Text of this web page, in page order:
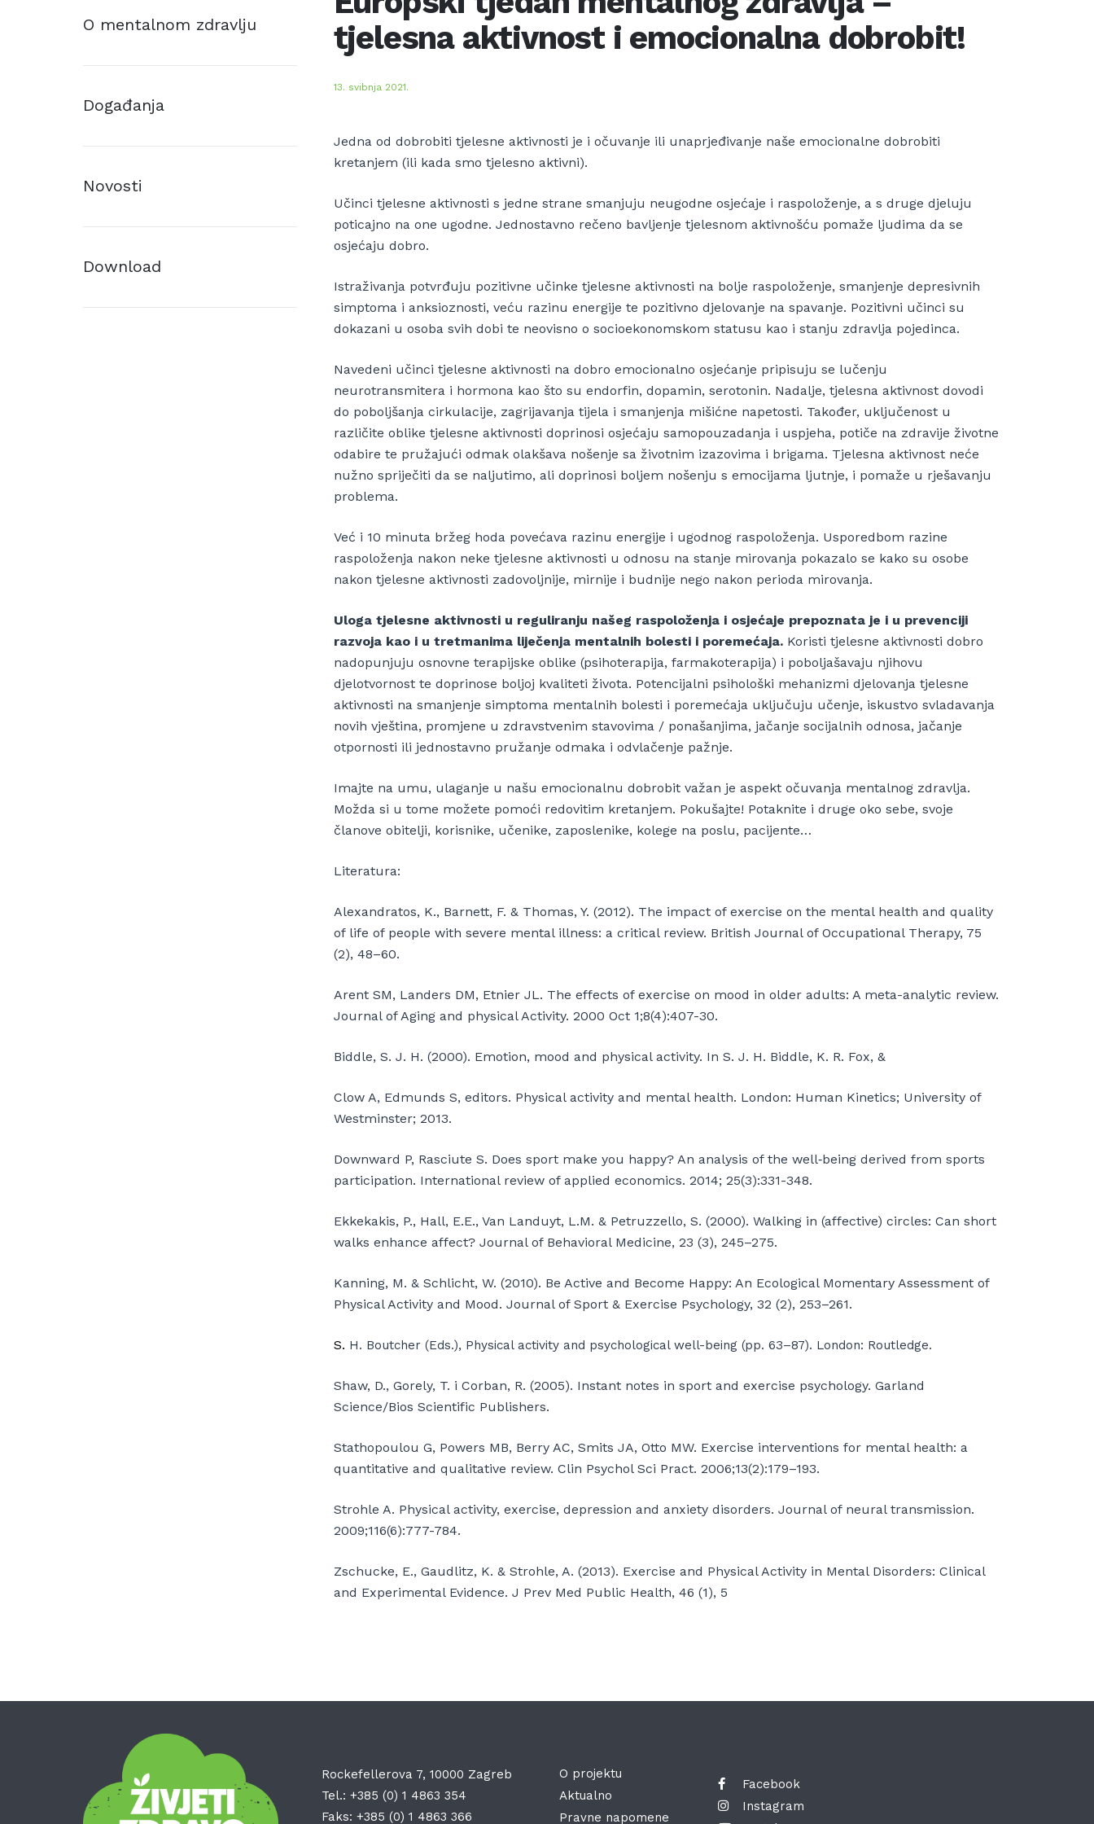
O mentalnom zdravlju
Događanja
Novosti
Download
tjelesna aktivnost i emocionalna dobrobit!
13. svibnja 2021.
Jedna od dobrobiti tjelesne aktivnosti je i očuvanje ili unaprjeđivanje naše emocionalne dobrobiti
kretanjem (ili kada smo tjelesno aktivni).
Učinci tjelesne aktivnosti s jedne strane smanjuju neugodne osjećaje i raspoloženje, a s druge djeluju
poticajno na one ugodne. Jednostavno rečeno bavljenje tjelesnom aktivnošću pomaže ljudima da se
osjećaju dobro.
Istraživanja potvrđuju pozitivne učinke tjelesne aktivnosti na bolje raspoloženje, smanjenje depresivnih
simptoma i anksioznosti, veću razinu energije te pozitivno djelovanje na spavanje. Pozitivni učinci su
dokazani u osoba svih dobi te neovisno o socioekonomskom statusu kao i stanju zdravlja pojedinca.
Navedeni učinci tjelesne aktivnosti na dobro emocionalno osjećanje pripisuju se lučenju
neurotransmitera i hormona kao što su endorfin, dopamin, serotonin. Nadalje, tjelesna aktivnost dovodi
do poboljšanja cirkulacije, zagrijavanja tijela i smanjenja mišićne napetosti. Također, uključenost u
različite oblike tjelesne aktivnosti doprinosi osjećaju samopouzadanja i uspjeha, potiče na zdravije životne
odabire te pružajući odmak olakšava nošenje sa životnim izazovima i brigama. Tjelesna aktivnost neće
nužno spriječiti da se naljutimo, ali doprinosi boljem nošenju s emocijama ljutnje, i pomaže u rješavanju
problema.
Već i 10 minuta bržeg hoda povećava razinu energije i ugodnog raspoloženja. Usporedbom razine
raspoloženja nakon neke tjelesne aktivnosti u odnosu na stanje mirovanja pokazalo se kako su osobe
nakon tjelesne aktivnosti zadovoljnije, mirnije i budnije nego nakon perioda mirovanja.
Uloga tjelesne aktivnosti u reguliranju našeg raspoloženja i osjećaje prepoznata je i u prevenciji
razvoja kao i u tretmanima liječenja mentalnih bolesti i poremećaja.Koristi tjelesne aktivnosti dobro
nadopunjuju osnovne terapijske oblike (psihoterapija, farmakoterapija) i poboljašavaju njihovu
djelotvornost te doprinose boljoj kvaliteti života. Potencijalni psihološki mehanizmi djelovanja tjelesne
aktivnosti na smanjenje simptoma mentalnih bolesti i poremećaja uključuju učenje, iskustvo svladavanja
novih vještina, promjene u zdravstvenim stavovima / ponašanjima, jačanje socijalnih odnosa, jačanje
otpornosti ili jednostavno pružanje odmaka i odvlačenje pažnje.
Imajte na umu, ulaganje u našu emocionalnu dobrobit važan je aspekt očuvanja mentalnog zdravlja.
Možda si u tome možete pomoći redovitim kretanjem. Pokušajte! Potaknite i druge oko sebe, svoje
članove obitelji, korisnike, učenike, zaposlenike, kolege na poslu, pacijente…
Literatura:
Alexandratos, K., Barnett, F. & Thomas, Y. (2012). The impact of exercise on the mental health and quality
of life of people with severe mental illness: a critical review. British Journal of Occupational Therapy, 75
(2), 48–60.
Arent SM, Landers DM, Etnier JL. The effects of exercise on mood in older adults: A meta-analytic review.
Journal of Aging and physical Activity. 2000 Oct 1;8(4):407-30.
Biddle, S. J. H. (2000). Emotion, mood and physical activity. In S. J. H. Biddle, K. R. Fox, &
Clow A, Edmunds S, editors. Physical activity and mental health. London: Human Kinetics; University of
Westminster; 2013.
Downward P, Rasciute S. Does sport make you happy? An analysis of the well‐being derived from sports
participation. International review of applied economics. 2014; 25(3):331-348.
Ekkekakis, P., Hall, E.E., Van Landuyt, L.M. & Petruzzello, S. (2000). Walking in (affective) circles: Can short
walks enhance affect? Journal of Behavioral Medicine, 23 (3), 245–275.
Kanning, M. & Schlicht, W. (2010). Be Active and Become Happy: An Ecological Momentary Assessment of
Physical Activity and Mood. Journal of Sport & Exercise Psychology, 32 (2), 253–261.
S. H. Boutcher (Eds.), Physical activity and psychological well-being (pp. 63–87). London: Routledge.
Shaw, D., Gorely, T. i Corban, R. (2005). Instant notes in sport and exercise psychology. Garland
Science/Bios Scientific Publishers.
Stathopoulou G, Powers MB, Berry AC, Smits JA, Otto MW. Exercise interventions for mental health: a
quantitative and qualitative review. Clin Psychol Sci Pract. 2006;13(2):179–193.
Strohle A. Physical activity, exercise, depression and anxiety disorders. Journal of neural transmission.
2009;116(6):777-784.
Zschucke, E., Gaudlitz, K. & Strohle, A. (2013). Exercise and Physical Activity in Mental Disorders: Clinical
and Experimental Evidence. J Prev Med Public Health, 46 (1), 5
Rockefellerova 7, 10000 Zagreb
Tel.: +385 (0) 1 4863 354
Faks: +385 (0) 1 4863 366
O projektu
Aktualno
Pravne napomene
Facebook
Instagram